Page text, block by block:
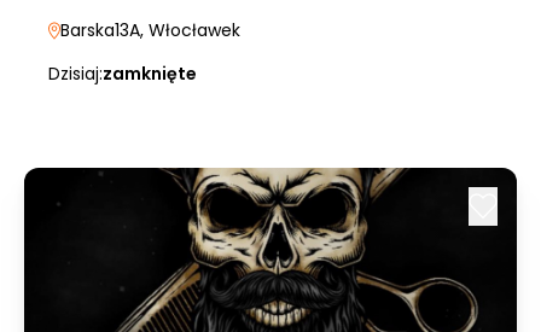
Barska13A, Włocławek
Dzisiaj:zamknięte